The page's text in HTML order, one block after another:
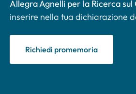
Allegra Agnelli per la Ricerca sul
inserire nella tua dichiarazione
Richiedi promemoria